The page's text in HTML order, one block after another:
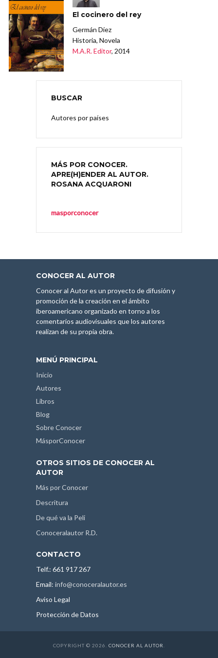
El cocinero del rey
Germán Díez
Historia, Novela
M.A.R. Editor, 2014
BUSCAR
Autores por países
MÁS POR CONOCER.
APRE(H)ENDER AL AUTOR.
ROSANA ACQUARONI
masporconocer
CONOCER AL AUTOR
Conocer al Autor es un proyecto de difusión y
promoción de la creación en el ámbito
iberoamericano organizado en torno a los
comentarios audiovisuales que los autores
realizan de su propia obra.
MENÚ PRINCIPAL
Inicio
Autores
Libros
Blog
Sobre Conocer
MásporConocer
OTROS SITIOS DE CONOCER AL
AUTOR
Más por Conocer
Descritura
De qué va la Peli
Conoceralautor R.D.
CONTACTO
Telf.: 661 917 267
Email: info@conoceralautor.es
Aviso Legal
Protección de Datos
COPYRIGHT © 2026. CONOCER AL AUTOR